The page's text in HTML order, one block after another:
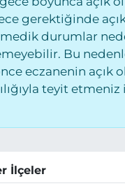
gerektiğinde
durumlar
Bu
eczanenin açık
teyit
İlçeler